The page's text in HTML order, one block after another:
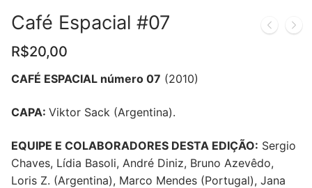
Café Espacial #07
R$20,00
CAFÉ ESPACIAL número 07 (2010)
CAPA: Viktor Sack (Argentina).
EQUIPE E COLABORADORES DESTA EDIÇÃO: Sergio
Chaves, Lídia Basoli, André Diniz, Bruno Azevêdo,
Loris Z. (Argentina), Marco Mendes (Portugal), Jana